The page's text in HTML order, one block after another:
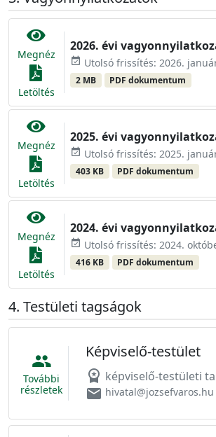
Megnéz
Letöltés
2026. évi
event_available Utolsó frissítés: 2026.
2 MB PDF dokumentum
Megnéz
Letöltés
2025. évi
event_available Utolsó frissítés: 2025.
403 KB PDF dokumentum
Megnéz
Letöltés
2024. évi
event_available Utolsó frissítés: 2024.
416 KB PDF dokumentum
Testületi tagságok
people
További
részletek
Képviselő-testület
workspace_premium képviselő-testületi
email hivatal@jozsefvaros.hu